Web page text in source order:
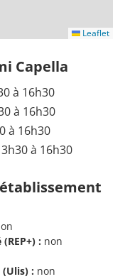
Leaflet
Capella
à 16h30
à 16h30
à 16h30
à 16h30
: non
: non